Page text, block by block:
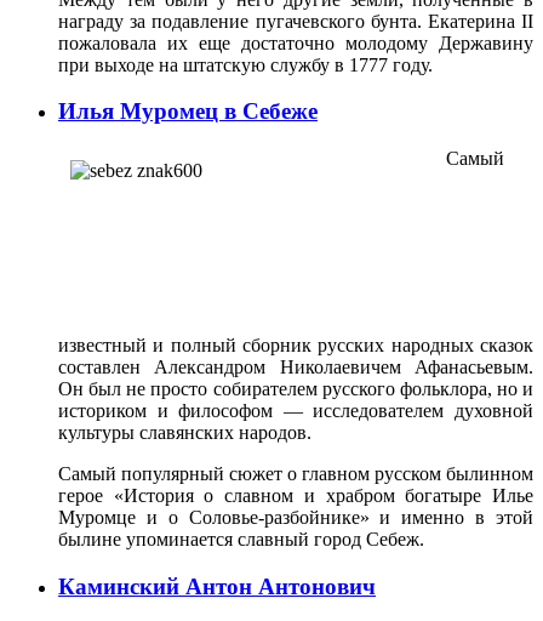
награду за подавление пугачевского бунта. Екатерина II
пожаловала их еще достаточно молодому Державину
при выходе на штатскую службу в 1777 году.
Илья Муромец в Себеже
Самый
известный и полный сборник русских народных сказок
составлен Александром Николаевичем Афанасьевым.
Он был не просто собирателем русского фольклора, но и
историком и философом — исследователем духовной
культуры славянских народов.
Самый популярный сюжет о главном русском былинном
герое «История о славном и храбром богатыре Илье
Муромце и о Соловье-разбойнике» и именно в этой
былине упоминается славный город Себеж.
Каминский Антон Антонович